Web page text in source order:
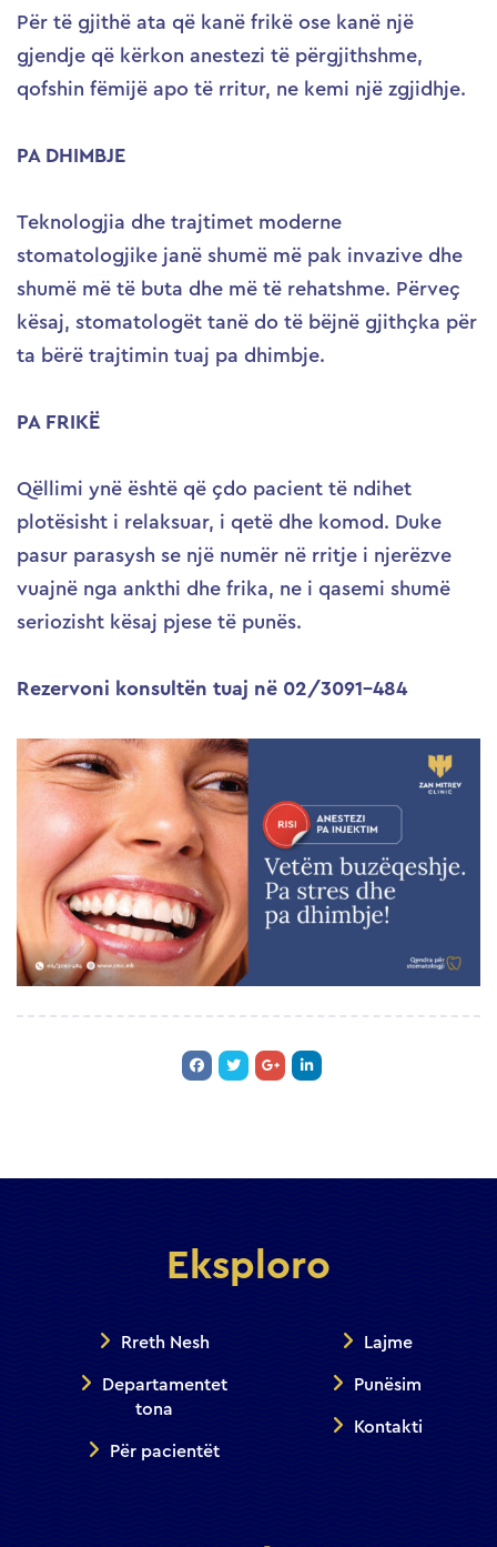
Për të gjithë ata që kanë frikë ose kanë një
gjendje që kërkon anestezi të përgjithshme,
qofshin fëmijë apo të rritur, ne kemi një zgjidhje.
PA DHIMBJE
Teknologjia dhe trajtimet moderne
stomatologjike janë shumë më pak invazive dhe
shumë më të buta dhe më të rehatshme. Përveç
kësaj, stomatologët tanë do të bëjnë gjithçka për
ta bërë trajtimin tuaj pa dhimbje.
PA FRIKЁ
Qëllimi ynë është që çdo pacient të ndihet
plotësisht i relaksuar, i qetë dhe komod. Duke
pasur parasysh se një numër në rritje i njerëzve
vuajnë nga ankthi dhe frika, ne i qasemi shumë
seriozisht kësaj pjese të punës.
Rezervoni konsultën tuaj në 02/3091-484
Eksploro
Rreth Nesh
Departamentet
tona
Për pacientët
Lajme
Punësim
Kontakti